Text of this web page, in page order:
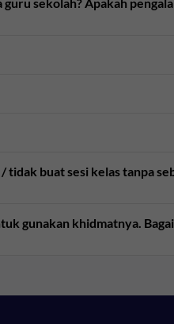
sekolah? Apakah
buat sesi kelas tanpa
gunakan khidmatnya.